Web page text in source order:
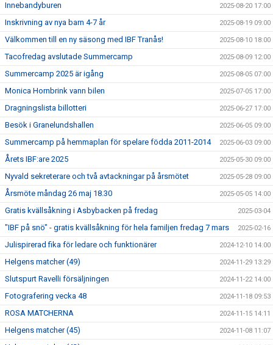
Innebandyburen 2025-08-20 17:00
Inskrivning av nya barn 4-7 år 2025-08-19 09:00
Välkommen till en ny säsong med IBF Tranås! 2025-08-10 18:00
Tacofredag avslutade Summercamp 2025-08-09 12:00
Summercamp 2025 är igång 2025-08-05 07:00
Monica Hornbrink vann bilen 2025-07-05 17:00
Dragningslista billotteri 2025-06-27 17:00
Besök i Granelundshallen 2025-06-05 09:00
Summercamp på hemmaplan för spelare födda 2011-2014 2025-06-03 09:00
Årets IBF:are 2025 2025-05-30 09:00
Nyvald sekreterare och två avtackningar på årsmötet 2025-05-28 09:00
Årsmöte måndag 26 maj 18.30 2025-05-05 14:00
Gratis kvällsåkning i Asbybacken på fredag 2025-03-04
"IBF på snö" - gratis kvällsåkning för hela familjen fredag 7 mars 2025-02-16
Julispirerad fika för ledare och funktionärer 2024-12-10 14:00
Helgens matcher (49) 2024-11-29 13:29
Slutspurt Ravelli försäljningen 2024-11-22 14:00
Fotografering vecka 48 2024-11-18 09:53
ROSA MATCHERNA 2024-11-15 14:11
Helgens matcher (45) 2024-11-08 11:07